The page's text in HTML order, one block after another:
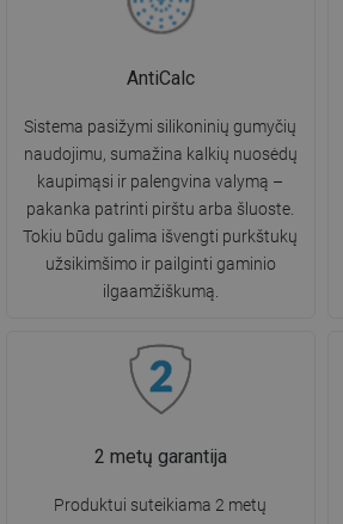
AntiCalc
Sistema pasižymi silikoninių gumyčių
naudojimu, sumažina kalkių nuosėdų
kaupimąsi ir palengvina valymą –
pakanka patrinti pirštu arba šluoste.
Tokiu būdu galima išvengti purkštukų
užsikimšimo ir pailginti gaminio
ilgaamžiškumą.
2 metų garantija
Produktui suteikiama 2 metų